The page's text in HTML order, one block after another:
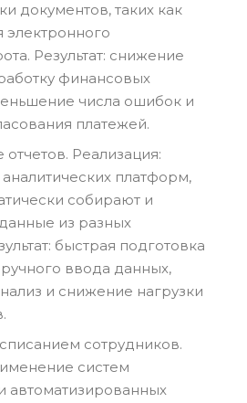
документов, таких как
Результат: снижение
финансовых
числа ошибок и
платежей.
Реализация:
платформ,
собирают и
из разных
быстрая подготовка
ручного ввода данных,
и снижение нагрузки
сотрудников.
систем
автоматизированных